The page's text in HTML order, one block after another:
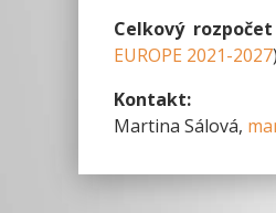
Celkový
EUROPE 2021-2027)
Kontakt:
Martina Sálová,